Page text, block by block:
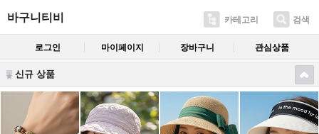
바구니티비 카테고리 검색
로그인 마이페이지 장바구니 관심상품
신규 상품